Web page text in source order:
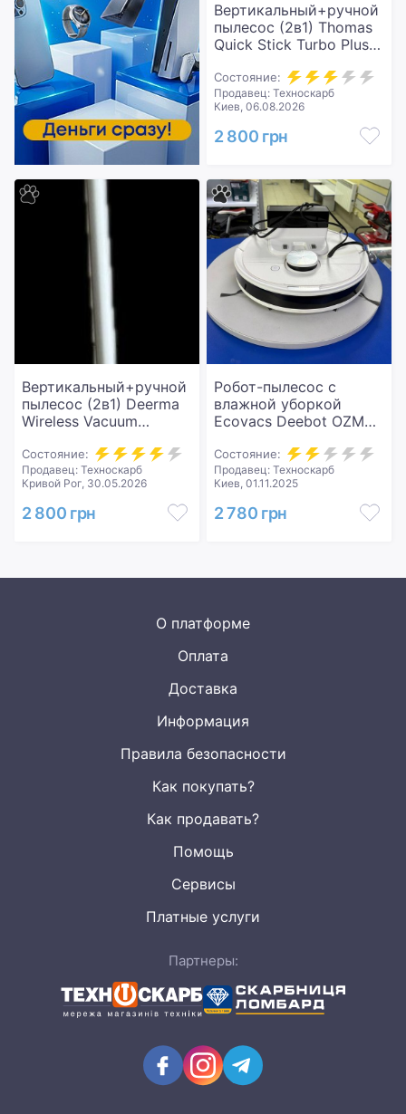
Вертикальный+ручной
пылесос (2в1) Thomas
Quick Stick Turbo Plus
Состояние:
Продавец: Техноскарб
Киев, 06.08.2026
2 800 грн
Вертикальный+ручной
пылесос (2в1) Deerma
Wireless Vacuum
VC25)
Состояние:
Продавец: Техноскарб
Кривой Рог, 30.05.2026
2 800 грн
Робот-пылесос с
влажной уборкой
Ecovacs Deebot OZMO
Состояние:
Продавец: Техноскарб
Киев, 01.11.2025
2 780 грн
О платформе
Оплата
Доставка
Информация
Правила безопасности
Как покупать?
Как продавать?
Помощь
Сервисы
Платные услуги
Партнеры: